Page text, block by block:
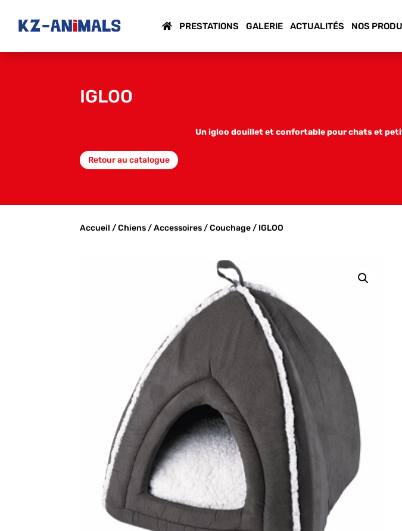
PRESTATIONS GALERIE ACTUALITÉS NOS
IGLOO
Un igloo douillet et confortable pour chats et
Retour au catalogue
Accueil /Chiens/Accessoires/Couchage/ IGLOO